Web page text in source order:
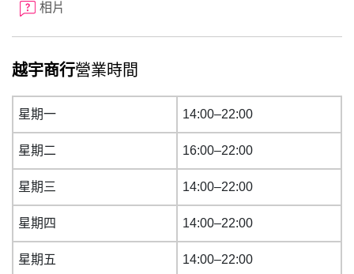
相片
越宇商行營業時間
星期一 14:00–22:00
星期二 16:00–22:00
星期三 14:00–22:00
星期四 14:00–22:00
星期五 14:00–22:00